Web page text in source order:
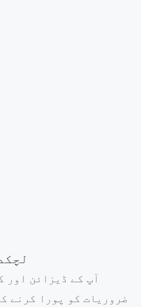
آپ کے ڈیزائن اور
ضروریات کو پورا کرنے